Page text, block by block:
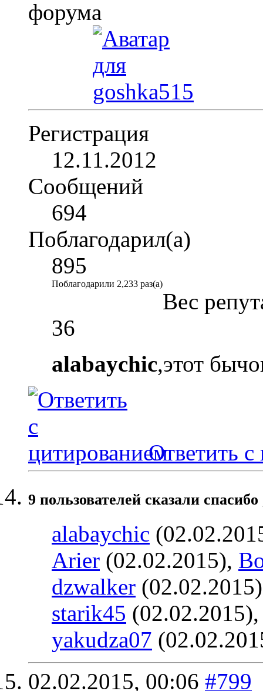
Регистрация
12.11.2012
Сообщений
694
Поблагодарил(а)
895
Поблагодарили 2,233 раз(а)
Вес
36
alabaychic,этот
Ответить с
9 пользователей сказали
alabaychic
Arier (02.02.2015),
dzwalker
starik45
yakudza07
02.02.2015, 00:06 #799